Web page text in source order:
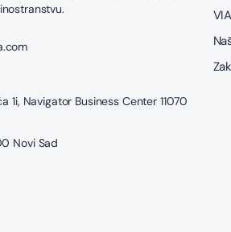
1i, Navigator Business Center 11070
Novi Sad